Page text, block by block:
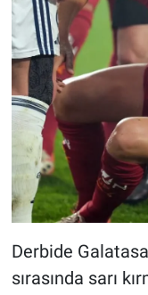
Derbide
sırasında sarı